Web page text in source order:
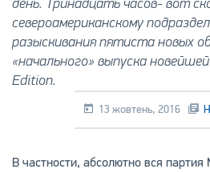
день. Тринадцать часов- вот
североамериканскому
разыскивания пятиста новых
«начального» выпуска
Edition.
13 жовтень, 2016
В частности, абсолютно вся